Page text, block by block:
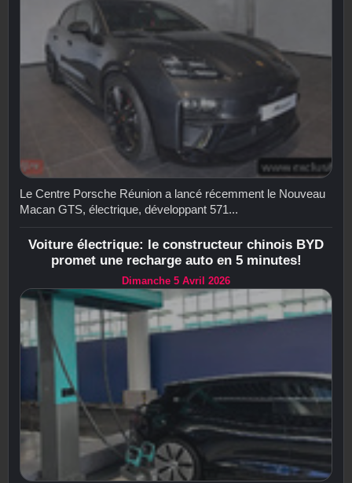
Le Centre Porsche Réunion a lancé récemment le Nouveau
Macan GTS, électrique, développant 571...
Voiture électrique: le constructeur chinois BYD
promet une recharge auto en 5 minutes!
Dimanche 5 Avril 2026